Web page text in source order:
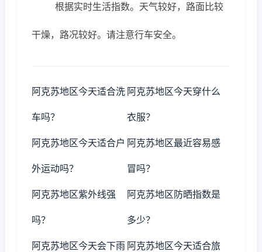
根据实时生活指数。天气较好，路面比较
干燥，路况较好。请注意行车安全。
阿克苏地区今天适合洗
车吗？
阿克苏地区今天穿什么
衣服？
阿克苏地区今天适合户
外运动吗？
阿克苏地区最近容易感
冒吗？
阿克苏地区紫外线强
吗？
阿克苏地区防晒指数是
多少？
阿克苏地区今天会下雨 阿克苏地区今天适合旅